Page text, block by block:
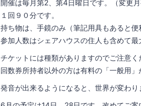
開催は毎月第2、第4日曜日です。（変更月
１回９０分です。
持ち物は、手鏡のみ（筆記用具もあると便
参加人数はシェアハウスの住人も含めて最
チケットには種類がありますのでご注意く
回数券所持者以外の方は有料の「一般
発音が出来るようになると、世界が変わり